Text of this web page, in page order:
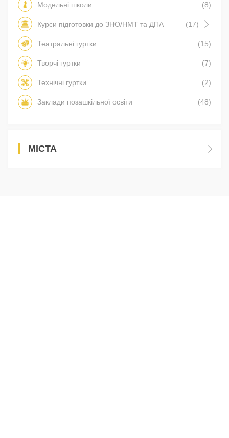
Модельні школи (8)
Курси підготовки до ЗНО/НМТ та ДПА (17)
Театральні гуртки (15)
Творчі гуртки (7)
Технічні гуртки (2)
Заклади позашкільної освіти (48)
МІСТА